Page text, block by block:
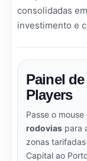
consolidadas
investimento e
Painel
Players
Passe o
rodovias para
zonas
Capital ao